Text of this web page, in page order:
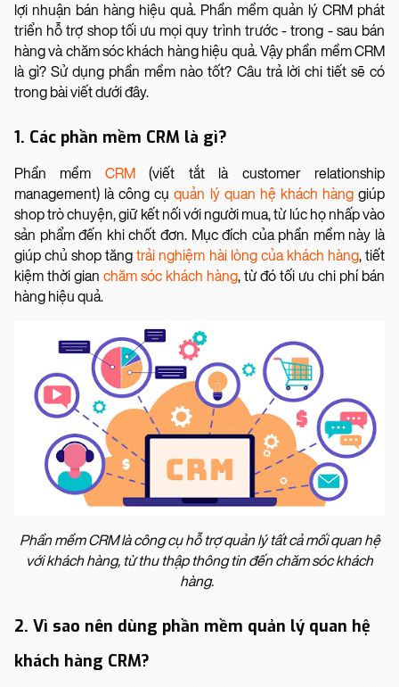
lợi nhuận bán hàng hiệu quả. Phần mềm quản lý CRM phát
triển hỗ trợ shop tối ưu mọi quy trình trước - trong - sau bán
hàng và chăm sóc khách hàng hiệu quả. Vậy phần mềm CRM
là gì? Sử dụng phần mềm nào tốt? Câu trả lời chi tiết sẽ có
trong bài viết dưới đây.
1. Các phần mềm CRM là gì?
Phần mềm CRM(viết tắt là customer relationship
management) là công cụquản lý quan hệ khách hànggiúp
shop trò chuyện, giữ kết nối với người mua, từ lúc họ nhấp vào
sản phẩm đến khi chốt đơn. Mục đích của phần mềm này là
giúp chủ shop tăngtrải nghiệm hài lòng của khách hàng, tiết
kiệm thời gian chăm sóc khách hàng, từ đó tối ưu chi phí bán
hàng hiệu quả.
Phần mềm CRM là công cụ hỗ trợ quản lý tất cả mối quan hệ
với khách hàng, từ thu thập thông tin đến chăm sóc khách
hàng.
2. Vì sao nên dùng phần mềm quản lý quan hệ
khách hàng CRM?